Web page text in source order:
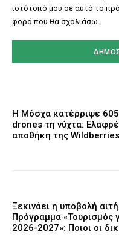
ιστότοπό μου σε αυτό το
φορά που θα σχολιάσω.
Η Μόσχα κατέρριψε 605
drones τη νύχτα:
αποθήκη της Wildberries
Ξεκινάει η υποβολή
Πρόγραμμα «Τουρισμός
2026-2027»: Ποιοι οι